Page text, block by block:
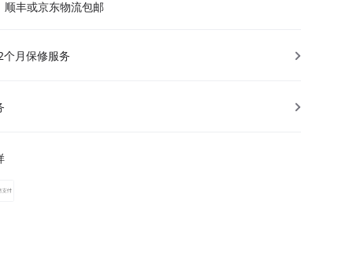
顺丰或京东物流包邮
个月保修服务